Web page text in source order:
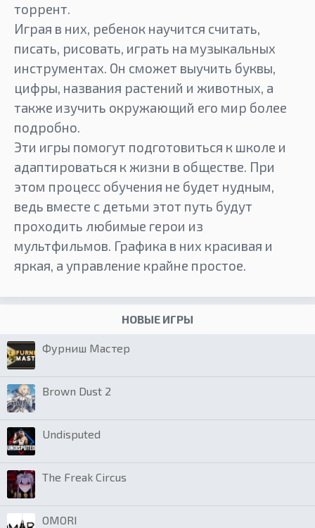
торрент.
Играя в них, ребенок научится считать,
писать, рисовать, играть на музыкальных
инструментах. Он сможет выучить буквы,
цифры, названия растений и животных, а
также изучить окружающий его мир более
подробно.
Эти игры помогут подготовиться к школе и
адаптироваться к жизни в обществе. При
этом процесс обучения не будет нудным,
ведь вместе с детьми этот путь будут
проходить любимые герои из
мультфильмов. Графика в них красивая и
яркая, а управление крайне простое.
НОВЫЕ ИГРЫ
Фурниш Мастер
Brown Dust 2
Undisputed
The Freak Circus
OMORI